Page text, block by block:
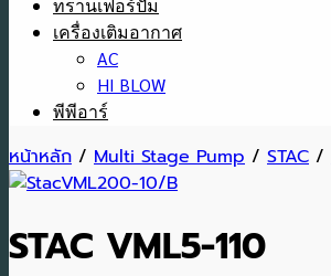
ทรานเฟอร์ปั๊ม
เครื่องเติมอากาศ
AC
HI BLOW
พีพีอาร์
หน้าหลัก / Multi Stage Pump / STAC /
STAC VML5-110